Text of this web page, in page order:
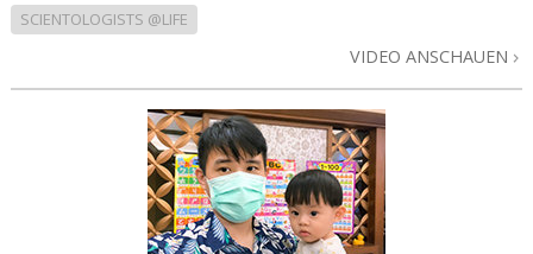
SCIENTOLOGISTS @LIFE
VIDEO ANSCHAUEN